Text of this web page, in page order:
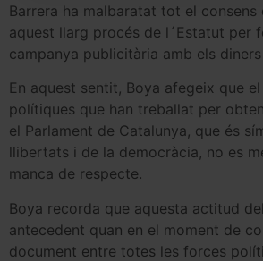
Barrera ha malbaratat tot el consens
aquest llarg procés de l´Estatut per
campanya publicitària amb els diners
En aquest sentit, Boya afegeix que
polítiques que han treballat per
el Parlament de Catalunya, que és
llibertats i de la democràcia, no es
manca de respecte.
Boya recorda que aquesta actitud
antecedent quan en el moment de
document entre totes les forces